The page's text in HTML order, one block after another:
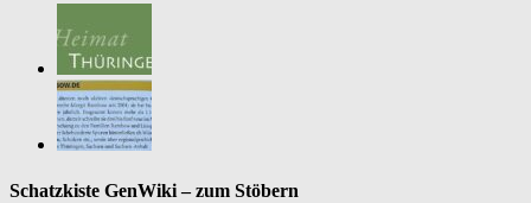
Schatzkiste GenWiki – zum Stöbern